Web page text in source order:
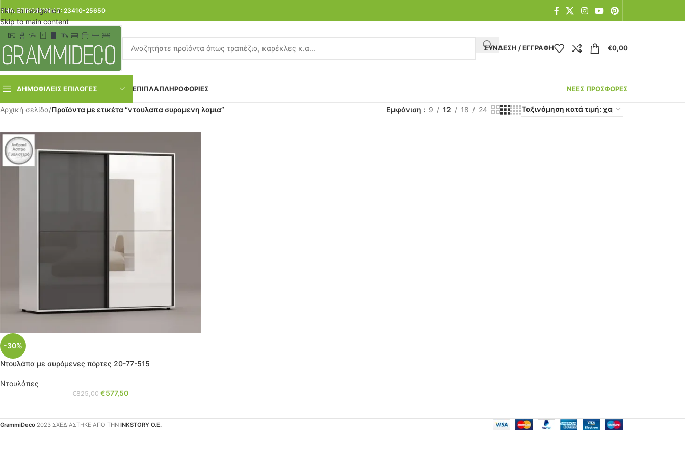
Skip to navigation
Skip to main content
ΤΗΛ. ΕΠΙΚΟΙΝΩΝΙΑΣ: 23410-25650
ΣΎΝΔΕΣΗ / ΕΓΓΡΑΦΉ €0,00
ΔΗΜΟΦΙΛΕΙΣ ΕΠΙΛΟΓΕΣ ΕΠΙΠΛΑΠΛΗΡΟΦΟΡΙΕΣ ΝΕΕΣ ΠΡΟΣΦΟΡΕΣ
Αρχική σελίδα/Προϊόντα με ετικέτα “ντουλαπα συρομενη λαμια” Εμφάνιση 9 12 18 24
-30%
Ντουλάπα με συρόμενες πόρτες 20-77-515
Ντουλάπες
€825,00 €577,50
GrammiDeco 2023 ΣΧΕΔΙΑΣΤΗΚΕ ΑΠΟ ΤΗΝ INKSTORY Ο.Ε.